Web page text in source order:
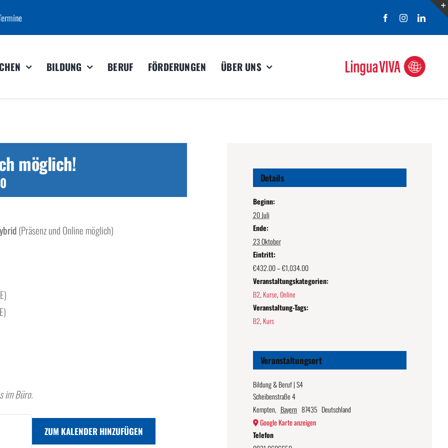
BILDUNG BERUF FÖRDERUNGEN ÜBER UNS
möglich!
(Präsenz und Online möglich)
im Büro.
ZUM KALENDER HINZUFÜGEN
Details
Beginn:
20 Juli
Ende:
23 Oktober
Eintritt:
€432.00 – €1,034.00
Veranstaltungskategorien:
B2, Kurse,Online
Veranstaltung-Tags:
B2, Kurs
Veranstaltungsort
Bildung & Beruf | S4
Scheibenstraße 4
Kempten, Bayern 87435 Deutschland
Google Karte anzeigen
Telefon